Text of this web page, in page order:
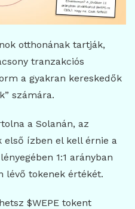
otthonának tartják,
tranzakciós
a gyakran kereskedők
számára.
a Solanán, az
első ízben el kell érnie a
1:1 arányban
lévő tokenek értékét.
$WEPE tokent